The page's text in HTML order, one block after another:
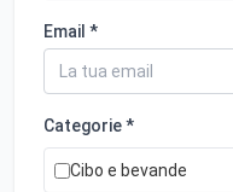
Email *
Categorie *
Cibo e bevande